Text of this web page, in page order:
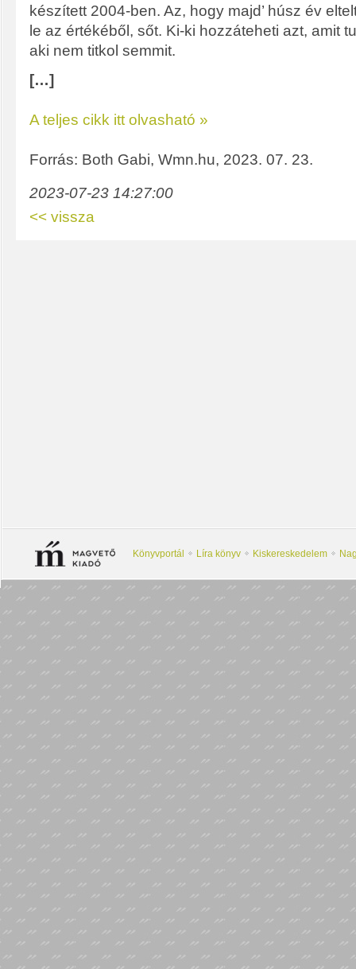
készített 2004-ben. Az, hogy majd’ húsz év
le az értékéből, sőt. Ki-ki hozzáteheti azt, amit
aki nem titkol semmit.
[…]
A teljes cikk itt olvasható »
Forrás: Both Gabi, Wmn.hu, 2023. 07. 23.
2023-07-23 14:27:00
<< vissza
Könyvportál Líra könyv Kiskereskedelem